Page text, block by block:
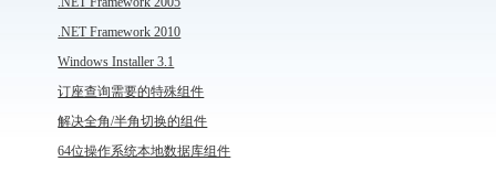
.NET Framework 2010
Windows Installer 3.1
订座查询需要的特殊组件
解决全角/半角切换的组件
64位操作系统本地数据库组件